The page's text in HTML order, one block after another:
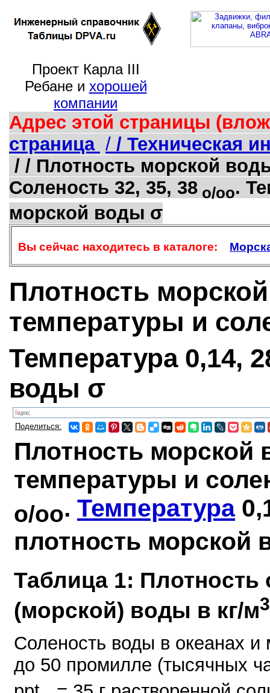
Проект Карла III
Ребане и хорошей
компании
Адрес этой страницы
страница / / Техническая
/ / Плотность морской
Соленость 32, 35, 38 o/oo.
морской воды σ
Вы сейчас находитесь в каталоге:
Плотность
температуры и
Температура 0,14,
воды σ
Поделиться:
Плотность морской
температуры и
o/oo. Температура
плотность морской
Таблица 1: Плотность
(морской) воды в кг/м3
Соленость воды в океанах и
до 50 промилле (тысячных